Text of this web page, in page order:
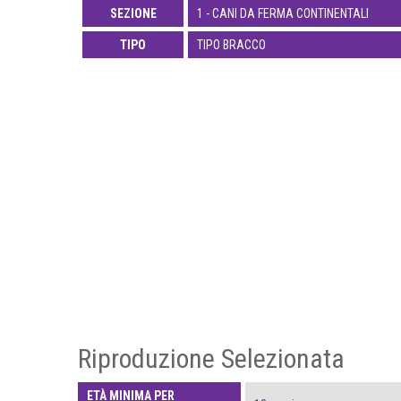
SEZIONE 1 - CANI DA FERMA CONTINENTALI
TIPO TIPO BRACCO
Riproduzione Selezionata
ETÀ MINIMA PER